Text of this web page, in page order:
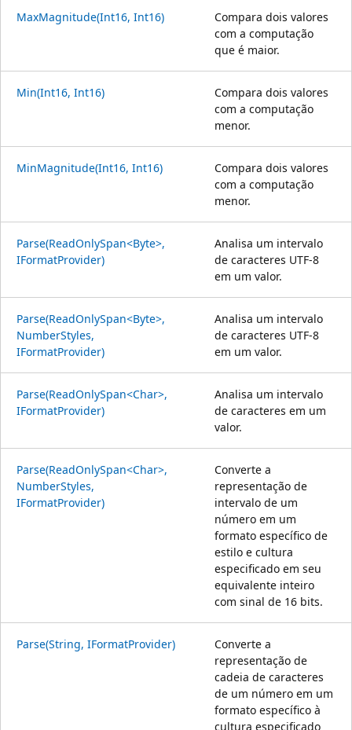
MaxMagnitude(Int16, Int16)
Compara dois valores
com a computação
que é maior.
Min(Int16, Int16)
Compara dois valores
com a computação
menor.
MinMagnitude(Int16, Int16)
Compara dois valores
com a computação
menor.
Parse(ReadOnlySpan<Byte>,
IFormatProvider)
Analisa um intervalo
de caracteres UTF-8
em um valor.
Parse(ReadOnlySpan<Byte>,
NumberStyles,
IFormatProvider)
Analisa um intervalo
de caracteres UTF-8
em um valor.
Parse(ReadOnlySpan<Char>,
IFormatProvider)
Analisa um intervalo
de caracteres em um
valor.
Parse(ReadOnlySpan<Char>,
NumberStyles,
IFormatProvider)
Converte a
representação de
intervalo de um
número em um
formato específico de
estilo e cultura
especificado em seu
equivalente inteiro
com sinal de 16 bits.
Parse(String, IFormatProvider)
Converte a
representação de
cadeia de caracteres
de um número em um
formato específico à
cultura especificado